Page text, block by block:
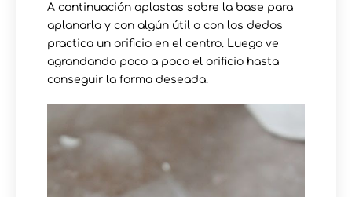
A continuación aplastas sobre la base para
aplanarla y con algún útil o con los dedos
practica un orificio en el centro. Luego ve
agrandando poco a poco el orificio hasta
conseguir la forma deseada.